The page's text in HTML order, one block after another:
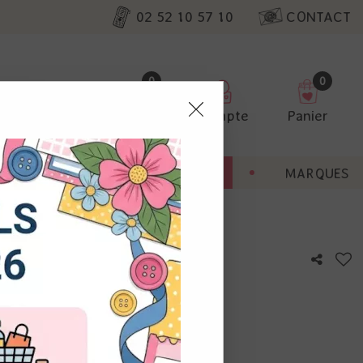
02 52 10 57 10 CONTACT
0
Compte
0
Panier
BONNES AFFAIRES MARQUES
avis !
nos
non
Vous
à droite